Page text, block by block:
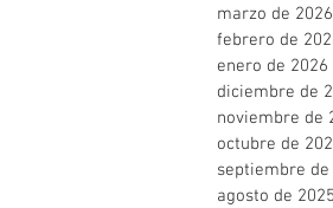
marzo de 2026
febrero de
enero de 2026
diciembre de
noviembre de
octubre de
septiembre de
agosto de 2025